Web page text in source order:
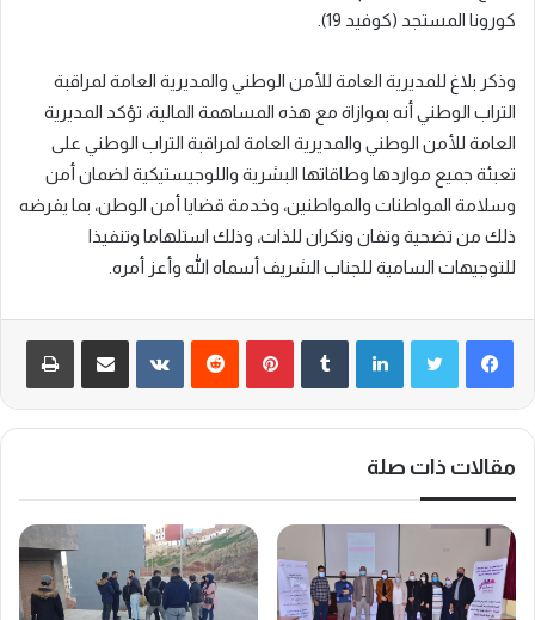
كورونا المستجد (كوفيد 19).
وذكر بلاغ للمديرية العامة للأمن الوطني والمديرية العامة لمراقبة
التراب الوطني أنه بموازاة مع هذه المساهمة المالية، تؤكد المديرية
العامة للأمن الوطني والمديرية العامة لمراقبة التراب الوطني على
تعبئة جميع مواردها وطاقاتها البشرية واللوجيستيكية لضمان أمن
وسلامة المواطنات والمواطنين، وخدمة قضايا أمن الوطن، بما يفرضه
ذلك من تضحية وتفان ونكران للذات، وذلك استلهاما وتنفيذا
للتوجيهات السامية للجناب الشريف أسماه الله وأعز أمره.
لينكدإن بينتيريست ‏VKontakte
مقالات ذات صلة